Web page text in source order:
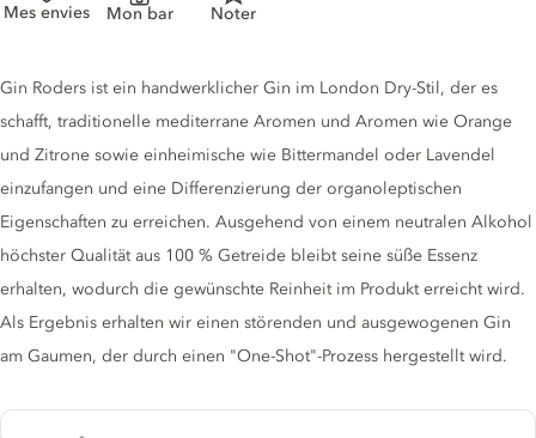
Mes envies Mon bar Noter
Gin description
Gin Roders ist ein handwerklicher Gin im London Dry-Stil, der es
schafft, traditionelle mediterrane Aromen und Aromen wie Orange
und Zitrone sowie einheimische wie Bittermandel oder Lavendel
einzufangen und eine Differenzierung der organoleptischen
Eigenschaften zu erreichen. Ausgehend von einem neutralen Alkohol
höchster Qualität aus 100 % Getreide bleibt seine süße Essenz
erhalten, wodurch die gewünschte Reinheit im Produkt erreicht wird.
Als Ergebnis erhalten wir einen störenden und ausgewogenen Gin
am Gaumen, der durch einen "One-Shot"-Prozess hergestellt wird.